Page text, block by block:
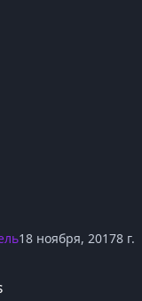
18 ноября, 20178 г.